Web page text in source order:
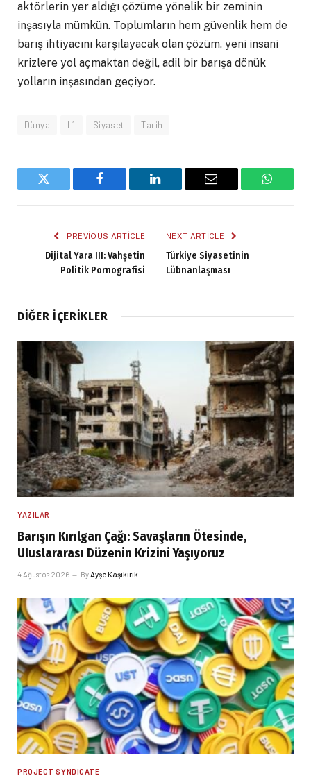
aktörlerin yer aldığı çözüme yönelik bir zeminin
inşasıyla mümkün. Toplumların hem güvenlik hem de
barış ihtiyacını karşılayacak olan çözüm, yeni insani
krizlere yol açmaktan değil, adil bir barışa dönük
yolların inşasından geçiyor.
Dünya L1 Siyaset Tarih
Twitter Facebook LinkedIn Email
PREVIOUS ARTICLE
Dijital Yara III: Vahşetin
Politik Pornografisi
NEXT ARTICLE
Türkiye Siyasetinin
Lübnanlaşması
DIĞER İÇERIKLER
YAZILAR
Barışın Kırılgan Çağı: Savaşların Ötesinde,
Uluslararası Düzenin Krizini Yaşıyoruz
4 Ağustos 2026 ByAyşe Kaşıkırık
PROJECT SYNDICATE